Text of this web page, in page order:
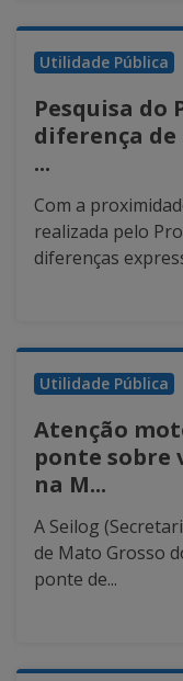
Utilidade Pública
Pesquisa do
diferença de
...
Com a
realizada pelo
diferenças
Utilidade Pública
Atenção
ponte sobre
na M...
A Seilog
de Mato Grosso
ponte de...